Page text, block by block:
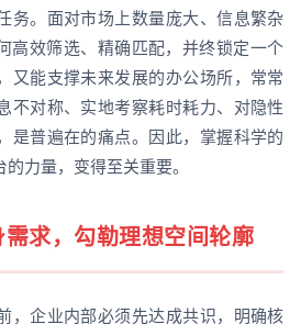
务。面对市场上数量庞大、信息繁杂
高效筛选、精确匹配，并终锁定一个
又能支撑未来发展的办公场所，常常
不对称、实地考察耗时耗力、对隐性
是普遍在的痛点。因此，掌握科学的
力量，变得至关重要。
求，勾勒理想空间轮廓
，企业内部必须先达成共识，明确核